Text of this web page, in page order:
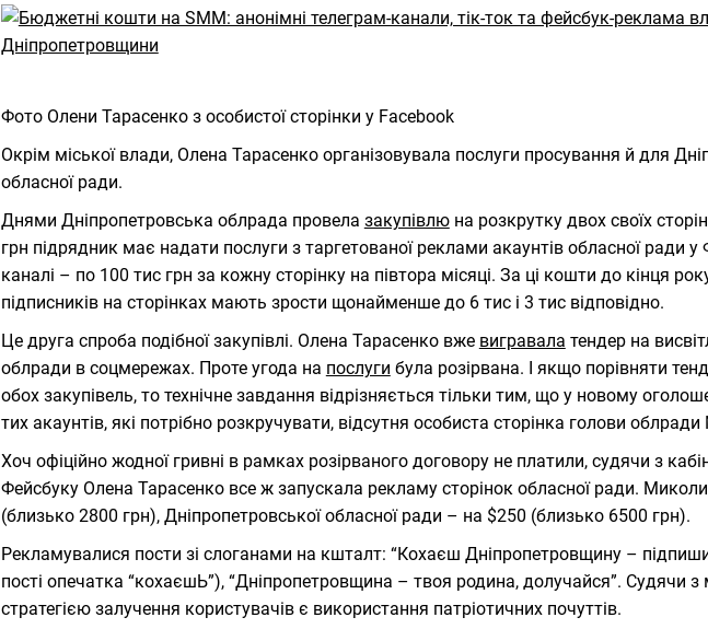
Фото Олени Тарасенко з особистої сторінки у Facebook
Окрім міської влади, Олена Тарасенко організовувала послуги просування й для
обласної ради.
Днями Дніпропетровська облрада провела закупівлюна розкрутку двох своїх
грн підрядник має надати послуги з таргетованої реклами акаунтів обласної ради
каналі – по 100 тис грн за кожну сторінку на півтора місяці. За ці кошти до кінця
підписників на сторінках мають зрости щонайменше до 6 тис і 3 тис відповідно.
Це друга спроба подібної закупівлі. Олена Тарасенко вже вигравала тендер на
облради в соцмережах. Проте угода на послуги була розірвана. І якщо порівняти
обох закупівель, то технічне завдання відрізняється тільки тим, що у новому
тих акаунтів, які потрібно розкручувати, відсутня особиста сторінка голови
Хоч офіційно жодної гривні в рамках розірваного договору не платили, судячи з
Фейсбуку Олена Тарасенко все ж запускала рекламу сторінок обласної ради.
(близько 2800 грн), Дніпропетровської обласної ради – на $250 (близько 6500 грн).
Рекламувалися пости зі слоганами на кшталт: “Кохаєш Дніпропетровщину –
пості опечатка “кохаєшЬ”), “Дніпропетровщина – твоя родина, долучайся”. Судячи
стратегією залучення користувачів є використання патріотичних почуттів.